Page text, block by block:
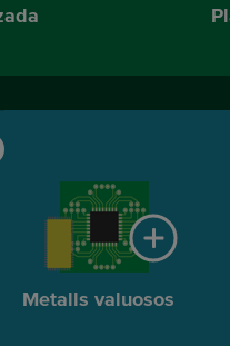
Metalls valuosos